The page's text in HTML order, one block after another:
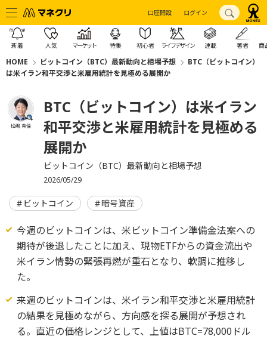
口座開設 ログイン
新着 人気 マーケット 特集 初心者 ライフデザイン 連載 著者 商
HOME ビットコイン（BTC）最新動向と相場予想
BTC（ビットコイン）
は米イラン和平交渉と米雇用統計を見極める展開か
松嶋 真倫
BTC（ビットコイン）は米イラン
和平交渉と米雇用統計を見極める
展開か
ビットコイン（BTC）最新動向と相場予想
2026/05/29
ビットコイン 暗号資産
今週のビットコインは、米ビットコイン準備金法案への
期待が後退したことに加え、現物ETFからの資金流出や
米イラン情勢の緊張再燃が重石となり、軟調に推移し
た。
来週のビットコインは、米イラン和平交渉と米雇用統計
の結果を見極めながら、方向感を探る展開が予想され
る。直近の価格レンジとして、上値はBTC=78,000ドル